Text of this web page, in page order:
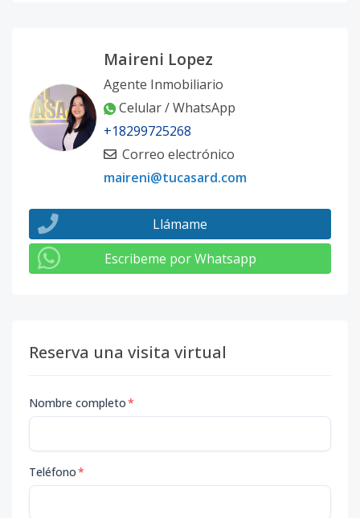
Maireni Lopez
Agente Inmobiliario
Celular / WhatsApp
+18299725268
Correo electrónico
maireni@tucasard.com
Llámame
Escribeme por Whatsapp
Reserva una visita virtual
Nombre completo*
Teléfono*